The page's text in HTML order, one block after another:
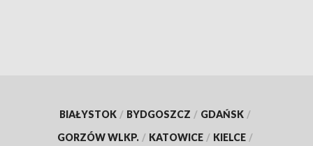
BIAŁYSTOK / BYDGOSZCZ / GDAŃSK /
GORZÓW WLKP. / KATOWICE / KIELCE /